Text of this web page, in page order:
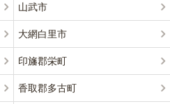
山武市
大網白里市
印旛郡栄町
香取郡多古町